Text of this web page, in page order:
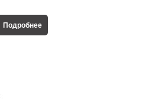
Подробнее